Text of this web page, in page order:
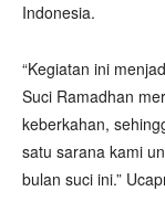
Indonesia.
“Kegiatan ini
Suci Ramadhan
keberkahan,
satu sarana kami
bulan suci ini.”